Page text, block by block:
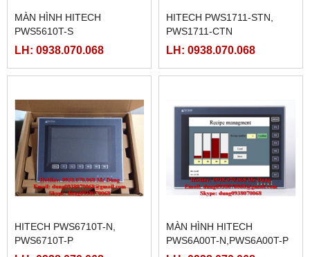
MÀN HÌNH HITECH
PWS5610T-S
LH: 0938.070.068
HITECH PWS1711-STN,
PWS1711-CTN
LH: 0938.070.068
HITECH PWS6710T-N,
PWS6710T-P
MÀN HÌNH HITECH
PWS6A00T-N,PWS6A00T-P